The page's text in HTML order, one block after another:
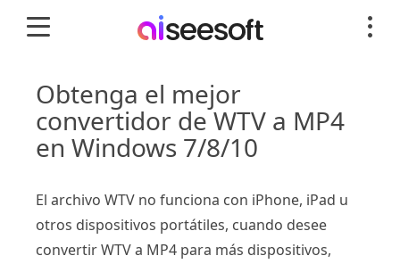
Obtenga el mejor
convertidor de WTV a MP4
en Windows 7/8/10
El archivo WTV no funciona con iPhone, iPad u
otros dispositivos portátiles, cuando desee
convertir WTV a MP4 para más dispositivos,